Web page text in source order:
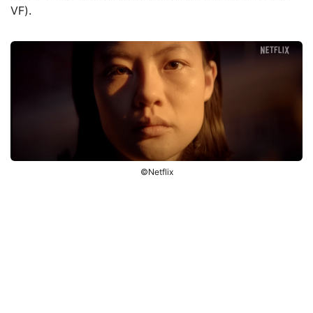
VF).
©Netflix